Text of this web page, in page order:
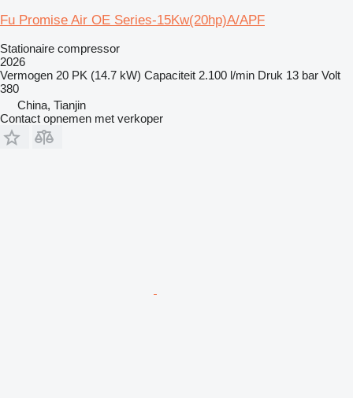
Fu Promise Air OE Series-15Kw(20hp)A/APF
Stationaire compressor
2026
Vermogen 20 PK (14.7 kW) Capaciteit 2.100 l/min Druk 13 bar Volt
380
China, Tianjin
Contact opnemen met verkoper